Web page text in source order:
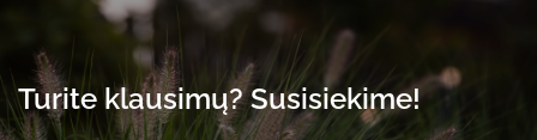
Turite klausimų? Susisiekime!